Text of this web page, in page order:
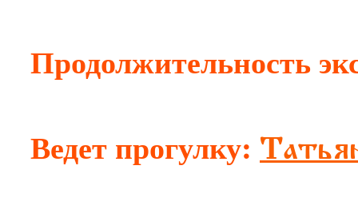
Продолжительность
Ведет прогулку: